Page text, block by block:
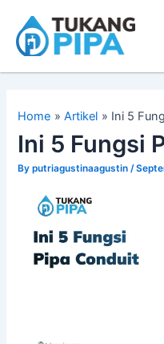
content
Home Artikel Ini 5
Ini 5 Fungsi
Byputriagustinaagustin/